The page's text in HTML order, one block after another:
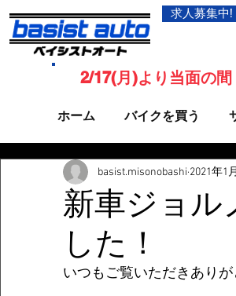
求人募集中!
ホーム バイクを買う
2/17(月)より当面の
新車ジョ
した！
basist.misonobashi 2021年1
いつもご覧いただきありが